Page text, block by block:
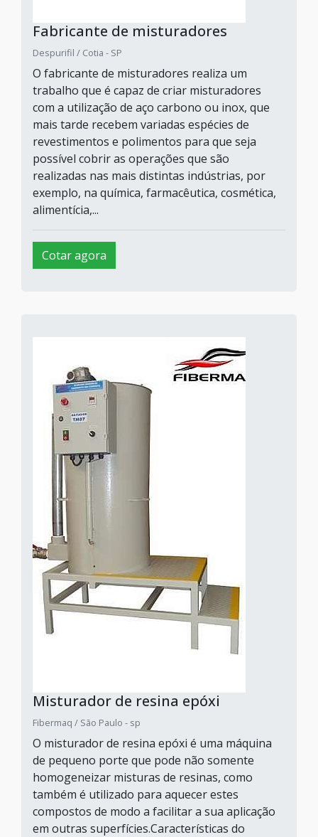
Fabricante de misturadores
Despurifil / Cotia - SP
O fabricante de misturadores realiza um
trabalho que é capaz de criar misturadores
com a utilização de aço carbono ou inox, que
mais tarde recebem variadas espécies de
revestimentos e polimentos para que seja
possível cobrir as operações que são
realizadas nas mais distintas indústrias, por
exemplo, na química, farmacêutica, cosmética,
alimentícia,...
Cotar agora
Misturador de resina epóxi
Fibermaq / São Paulo - sp
O misturador de resina epóxi é uma máquina
de pequeno porte que pode não somente
homogeneizar misturas de resinas, como
também é utilizado para aquecer estes
compostos de modo a facilitar a sua aplicação
em outras superfícies.Características do